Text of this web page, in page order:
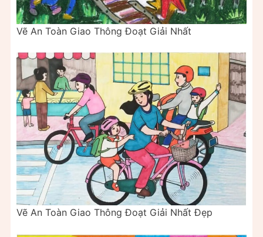
Vẽ An Toàn Giao Thông Đoạt Giải Nhất
Vẽ An Toàn Giao Thông Đoạt Giải Nhất Đẹp